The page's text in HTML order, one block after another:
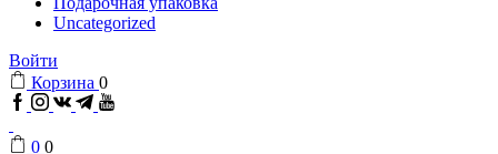
Uncategorized
Войти
Корзина 0
Facebook
Instagram
VKTelegram
Youtube
0 0